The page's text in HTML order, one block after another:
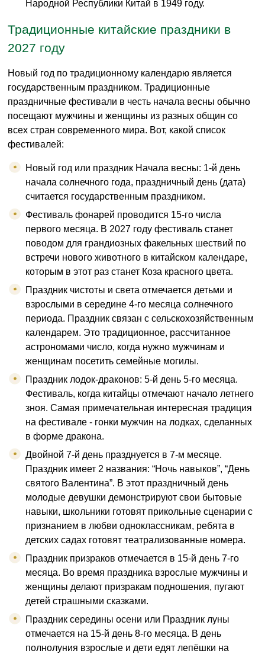
Народной Республики Китай в 1949 году.
Традиционные китайские праздники в
2027 году
Новый год по традиционному календарю является
государственным праздником. Традиционные
праздничные фестивали в честь начала весны обычно
посещают мужчины и женщины из разных общин со
всех стран современного мира. Вот, какой список
фестивалей:
Новый год или праздник Начала весны: 1-й день
начала солнечного года, праздничный день (дата)
считается государственным праздником.
Фестиваль фонарей проводится 15-го числа
первого месяца. В 2027 году фестиваль станет
поводом для грандиозных факельных шествий по
встречи нового животного в китайском календаре,
которым в этот раз станет Коза красного цвета.
Праздник чистоты и света отмечается детьми и
взрослыми в середине 4-го месяца солнечного
периода. Праздник связан с сельскохозяйственным
календарем. Это традиционное, рассчитанное
астрономами число, когда нужно мужчинам и
женщинам посетить семейные могилы.
Праздник лодок-драконов: 5-й день 5-го месяца.
Фестиваль, когда китайцы отмечают начало летнего
зноя. Самая примечательная интересная традиция
на фестивале - гонки мужчин на лодках, сделанных
в форме дракона.
Двойной 7-й день празднуется в 7-м месяце.
Праздник имеет 2 названия: “Ночь навыков”, “День
святого Валентина”. В этот праздничный день
молодые девушки демонстрируют свои бытовые
навыки, школьники готовят прикольные сценарии с
признанием в любви одноклассникам, ребята в
детских садах готовят театрализованные номера.
Праздник призраков отмечается в 15-й день 7-го
месяца. Во время праздника взрослые мужчины и
женщины делают призракам подношения, пугают
детей страшными сказками.
Праздник середины осени или Праздник луны
отмечается на 15-й день 8-го месяца. В день
полнолуния взрослые и дети едят лепёшки на